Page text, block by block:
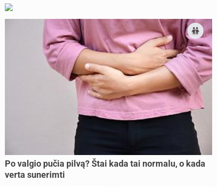
Po valgio pučia pilvą? Štai kada tai normalu, o kada
verta sunerimti